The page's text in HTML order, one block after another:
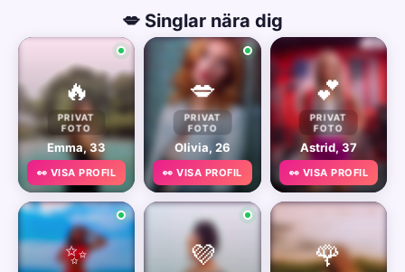
💋 Singlar nära dig
🔥
PRIVAT
FOTO
Emma, 33
👀 VISA PROFIL
💋
PRIVAT
FOTO
Olivia, 26
👀 VISA PROFIL
💕
PRIVAT
FOTO
Astrid, 37
👀 VISA PROFIL
✨ 💜 🌹